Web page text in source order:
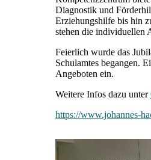
Diagnostik und
Erziehungshilfe bis hin
stehen die individuellen
Feierlich wurde das
Schulamtes begangen.
Angeboten ein.
Weitere Infos dazu unter
https://www.johannes-